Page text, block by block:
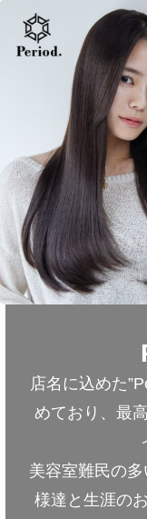
店名に込めた
めており、最
美容室難民の
様達と生涯の